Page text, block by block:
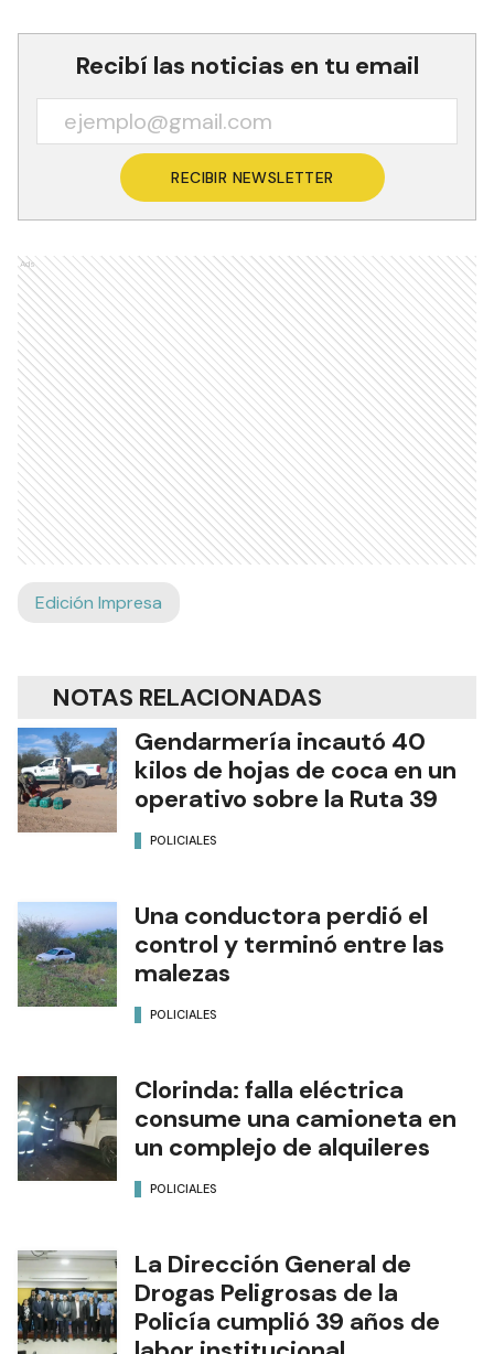
Recibí las noticias en tu email
RECIBIR NEWSLETTER
Ads
Edición Impresa
NOTAS RELACIONADAS
Gendarmería incautó 40
kilos de hojas de coca en un
operativo sobre la Ruta 39
POLICIALES
Una conductora perdió el
control y terminó entre las
malezas
POLICIALES
Clorinda: falla eléctrica
consume una camioneta en
un complejo de alquileres
POLICIALES
La Dirección General de
Drogas Peligrosas de la
Policía cumplió 39 años de